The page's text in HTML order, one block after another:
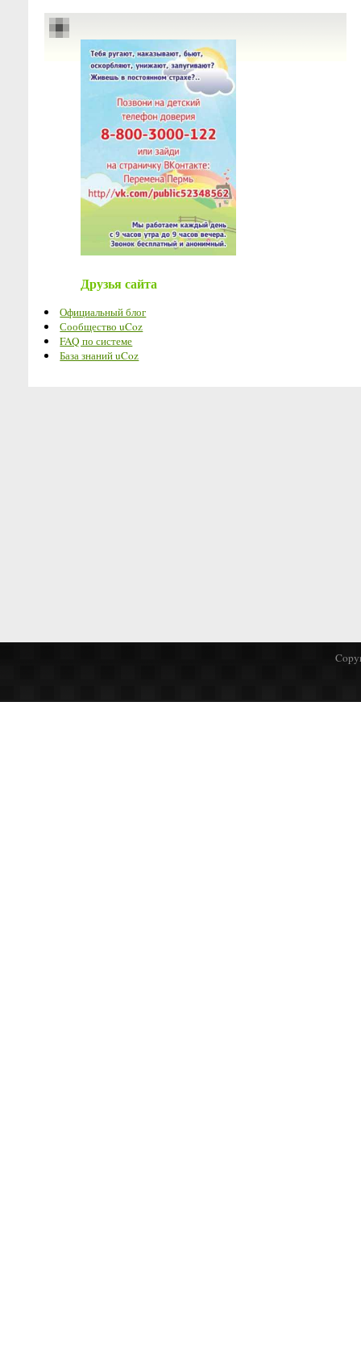
Друзья сайта
Официальный блог
Сообщество uCoz
FAQ по системе
База знаний uCoz